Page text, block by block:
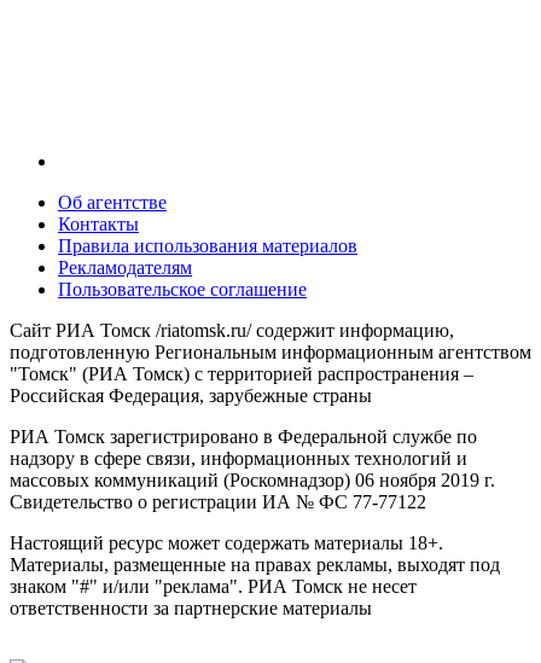
Об агентстве
Контакты
Правила использования материалов
Рекламодателям
Пользовательское соглашение
Сайт РИА Томск /riatomsk.ru/ содержит информацию,
подготовленную Региональным информационным агентством
"Томск" (РИА Томск) с территорией распространения –
Российская Федерация, зарубежные страны
РИА Томск зарегистрировано в Федеральной службе по
надзору в сфере связи, информационных технологий и
массовых коммуникаций (Роскомнадзор) 06 ноября 2019 г.
Свидетельство о регистрации ИА № ФС 77-77122
Настоящий ресурс может содержать материалы 18+.
Материалы, размещенные на правах рекламы, выходят под
знаком "#" и/или "реклама". РИА Томск не несет
ответственности за партнерские материалы